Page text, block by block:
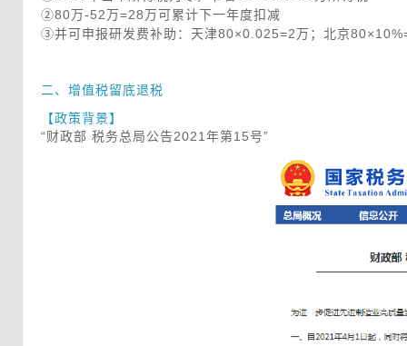
②80万-52万=28万可累计下一年度扣减
③并可申报研发费补助：天津80×0.025=2万；北京
二、增值税留底退税
【政策背景】
“财政部 税务总局公告2021年第15号”